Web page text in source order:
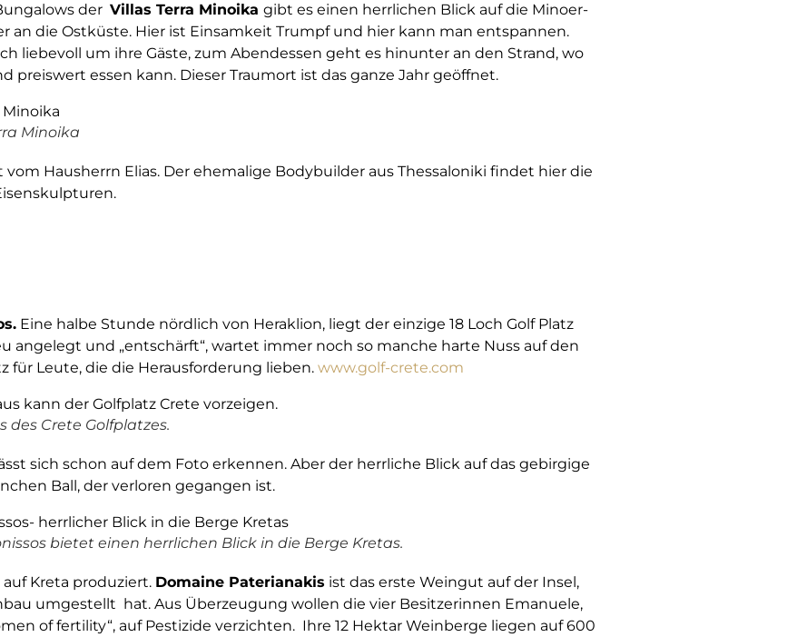
der Villas Terra Minoika gibt es einen herrlichen Blick auf die Minoer-
an die Ostküste. Hier ist Einsamkeit Trumpf und hier kann man entspannen.
liebevoll um ihre Gäste, zum Abendessen geht es hinunter an den Strand, wo
preiswert essen kann. Dieser Traumort ist das ganze Jahr geöffnet.
Minoika
Hausherrn Elias. Der ehemalige Bodybuilder aus Thessaloniki findet hier die
Eine halbe Stunde nördlich von Heraklion, liegt der einzige 18 Loch Golf Platz
angelegt und „entschärft“, wartet immer noch so manche harte Nuss auf den
für Leute, die die Herausforderung lieben. www.golf-crete.com
Crete Golfplatzes.
sich schon auf dem Foto erkennen. Aber der herrliche Blick auf das gebirgige
Ball, der verloren gegangen ist.
bietet einen herrlichen Blick in die Berge Kretas.
Kreta produziert. Domaine Paterianakis ist das erste Weingut auf der Insel,
umgestellt hat. Aus Überzeugung wollen die vier Besitzerinnen Emanuele,
of fertility“, auf Pestizide verzichten. Ihre 12 Hektar Weinberge liegen auf 600